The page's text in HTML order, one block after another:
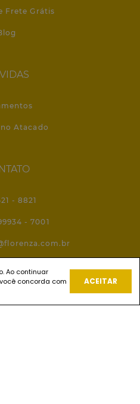
Frete Grátis
Atacado
- 8821
- 7001
SOCIAIS
Ao continuar
concorda com
ACEITAR